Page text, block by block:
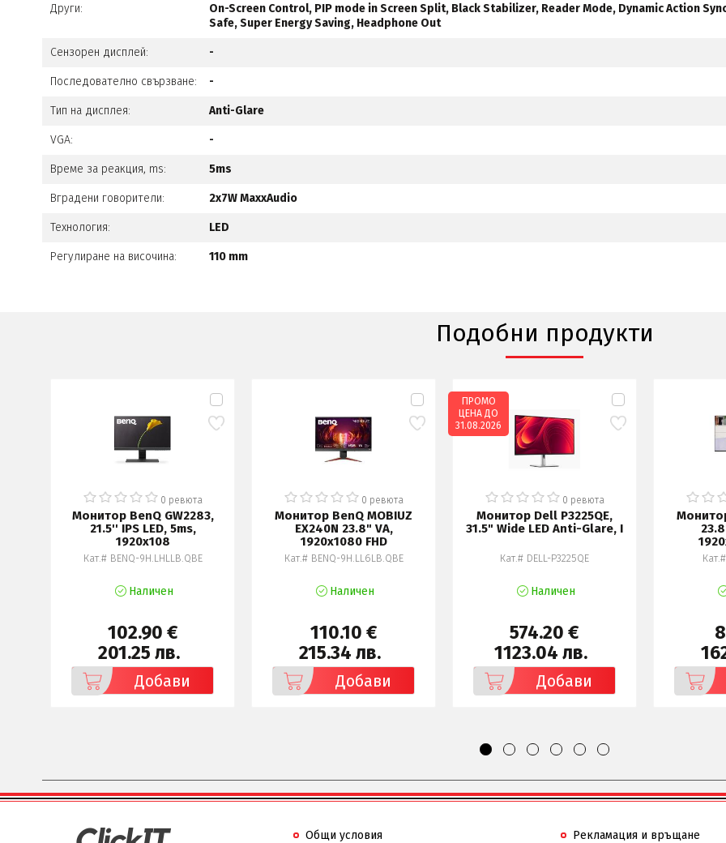
Други:
On-Screen Control, PIP mode in Screen Split, Black Stabilizer, Reader Mode, Dynamic Action
Safe, Super Energy Saving, Headphone Out
Сензорен дисплей: -
Последователно свързване: -
Тип на дисплея: Anti-Glare
VGA: -
Време за реакция, ms: 5ms
Вградени говорители: 2x7W MaxxAudio
Технология: LED
Регулиране на височина: 110 mm
Подобни продукти
0 ревюта
Монитор BenQ GW2283,
21.5'' IPS LED, 5ms,
1920x108
Кат.# BENQ-9H.LHLLB.QBE
Наличен
102.90 €
201.25 лв.
Добави
0 ревюта
Монитор BenQ MOBIUZ
EX240N 23.8" VA,
1920x1080 FHD
Кат.# BENQ-9H.LL6LB.QBE
Наличен
110.10 €
215.34 лв.
Добави
0 ревюта
Монитор Dell P3225QE,
31.5" Wide LED Anti-Glare, I
Кат.# DELL-P3225QE
Наличен
574.20 €
1123.04 лв.
Добави
ПРОМО
ЦЕНА ДО
31.08.2026
Общи условия Рекламация и връщане